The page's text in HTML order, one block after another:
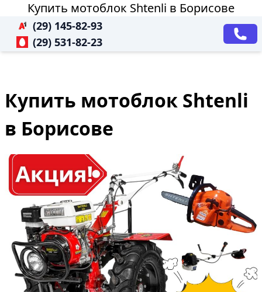
Купить мотоблок Shtenli в Борисове
(29) 145-82-93
(29) 531-82-23
Купить мотоблок Shtenli
в Борисове